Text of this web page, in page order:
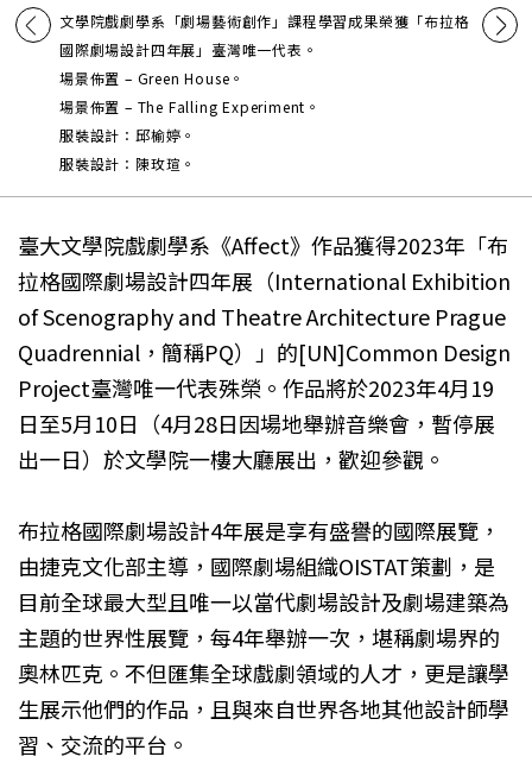
文學院戲劇學系「劇場藝術創作」課程學習成果榮獲「布拉格
國際劇場設計四年展」臺灣唯一代表。
場景佈置 – Green House。
場景佈置 – The Falling Experiment。
服裝設計：邱榆婷。
服裝設計：陳玫瑄。
臺大文學院戲劇學系《Affect》作品獲得2023年「布
拉格國際劇場設計四年展（International Exhibition
of Scenography and Theatre Architecture Prague
Quadrennial，簡稱PQ）」的[UN]Common Design
Project臺灣唯一代表殊榮。作品將於2023年4月19
日至5月10日（4月28日因場地舉辦音樂會，暫停展
出一日）於文學院一樓大廳展出，歡迎參觀。
布拉格國際劇場設計4年展是享有盛譽的國際展覽，
由捷克文化部主導，國際劇場組織OISTAT策劃，是
目前全球最大型且唯一以當代劇場設計及劇場建築為
主題的世界性展覽，每4年舉辦一次，堪稱劇場界的
奧林匹克。不但匯集全球戲劇領域的人才，更是讓學
生展示他們的作品，且與來自世界各地其他設計師學
習、交流的平台。